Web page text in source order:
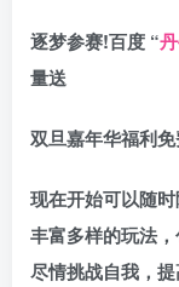
逐梦参赛!百度 “
量送
双旦嘉年华福利
现在开始可以随
丰富多样的玩法
尽情挑战自我，